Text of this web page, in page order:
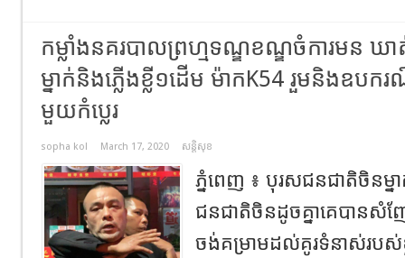
កម្លាំងនគរបាលព្រហ្មទណ្ឌខណ្ឌចំការមន ឃ
ម្នាក់និងភ្លើងខ្លី១ដើម ម៉ាកK54 រួមនិងឧ
មួយកំប្លេរ
sopha kol March 17, 2020 សន្តិសុខ
ភ្នំពេញ ៖ បុរសជនជាតិចិនម្
ជនជាតិចិនដូចគ្នាគេបានសំញ
ចង់គម្រាមដល់គូរទំនាស់របស់